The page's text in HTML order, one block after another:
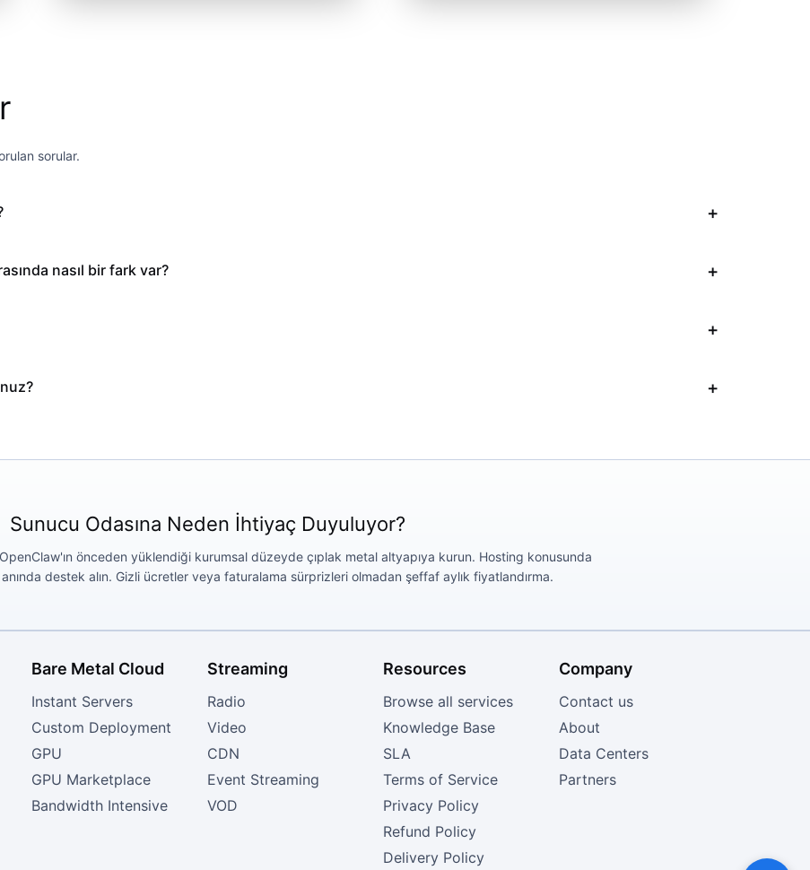
sorular.
nasıl bir fark var?
Sunucu Odasına Neden İhtiyaç Duyuluyor?
önceden yüklendiği kurumsal düzeyde çıplak metal altyapıya kurun. Hosting konusunda
destek alın. Gizli ücretler veya faturalama sürprizleri olmadan şeffaf aylık fiyatlandırma.
Bare Metal Cloud
Instant Servers
Custom Deployment
GPU
GPU Marketplace
Bandwidth Intensive
Streaming
Radio
Video
CDN
Event Streaming
VOD
Resources
Browse all services
Knowledge Base
SLA
Terms of Service
Privacy Policy
Refund Policy
Delivery Policy
Company
Contact us
About
Data Centers
Partners